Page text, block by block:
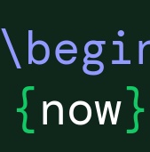
{now}